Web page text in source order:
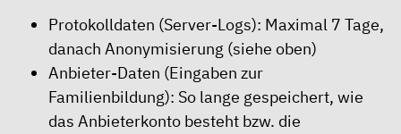
Protokolldaten (Server-Logs): Maximal 7 Tage,
danach Anonymisierung (siehe oben)
Anbieter-Daten (Eingaben zur
Familienbildung): So lange gespeichert, wie
das Anbieterkonto besteht bzw. die